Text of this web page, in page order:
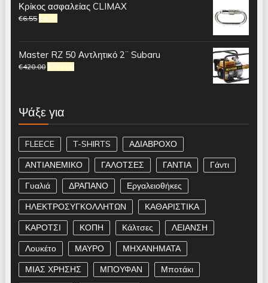
Κρίκος ασφαλείας CLIMAX
€6.55 €4.70
Master RZ 50 Αντλητικό 2¨ Subaru
€420.00 €328.00
Ψάξε για
FLEECE T-SHIRTS
ΑΔΙΑΒΡΟΧΟ
ΑΝΤΙΑΝΕΜΙΚΟ
ΓΑΛΟΤΣΕΣ ΓΑΝΤΙΑ
Γάντι
Γυαλιά
ΔΡΑΠΑΝΟ
Εργαλειοθήκες
ΗΛΕΚΤΡΟΣΥΓΚΟΛΛΗΤΩΝ
ΚΑΘΑΡΙΣΤΙΚΑ
ΚΑΡΟΤΣΙ
ΚΟΠΗ Κάλτσες
ΛΕΙΑΝΣΗ
Λουκέτο
ΜΑΥΡΟ
ΜΗΧΑΝΗΜΑΤΑ
ΜΙΑΣ ΧΡΗΣΗΣ
ΜΠΟΥΦΑΝ
Μποτάκι